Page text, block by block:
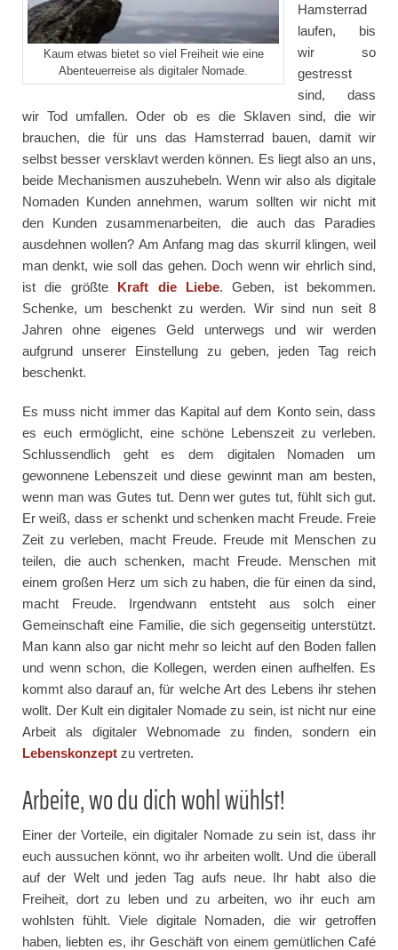
Kaum etwas bietet so viel Freiheit wie eine
Abenteuerreise als digitaler Nomade.
Hamsterrad
laufen, bis
wir so
gestresst
sind, dass
wir Tod umfallen. Oder ob es die Sklaven sind, die wir
brauchen, die für uns das Hamsterrad bauen, damit wir
selbst besser versklavt werden können. Es liegt also an uns,
beide Mechanismen auszuhebeln. Wenn wir also als digitale
Nomaden Kunden annehmen, warum sollten wir nicht mit
den Kunden zusammenarbeiten, die auch das Paradies
ausdehnen wollen? Am Anfang mag das skurril klingen, weil
man denkt, wie soll das gehen. Doch wenn wir ehrlich sind,
ist die größte Kraft die Liebe. Geben, ist bekommen.
Schenke, um beschenkt zu werden. Wir sind nun seit 8
Jahren ohne eigenes Geld unterwegs und wir werden
aufgrund unserer Einstellung zu geben, jeden Tag reich
beschenkt.
Es muss nicht immer das Kapital auf dem Konto sein, dass
es euch ermöglicht, eine schöne Lebenszeit zu verleben.
Schlussendlich geht es dem digitalen Nomaden um
gewonnene Lebenszeit und diese gewinnt man am besten,
wenn man was Gutes tut. Denn wer gutes tut, fühlt sich gut.
Er weiß, dass er schenkt und schenken macht Freude. Freie
Zeit zu verleben, macht Freude. Freude mit Menschen zu
teilen, die auch schenken, macht Freude. Menschen mit
einem großen Herz um sich zu haben, die für einen da sind,
macht Freude. Irgendwann entsteht aus solch einer
Gemeinschaft eine Familie, die sich gegenseitig unterstützt.
Man kann also gar nicht mehr so leicht auf den Boden fallen
und wenn schon, die Kollegen, werden einen aufhelfen. Es
kommt also darauf an, für welche Art des Lebens ihr stehen
wollt. Der Kult ein digitaler Nomade zu sein, ist nicht nur eine
Arbeit als digitaler Webnomade zu finden, sondern ein
Lebenskonzept zu vertreten.
Arbeite, wo du dich wohl wühlst!
Einer der Vorteile, ein digitaler Nomade zu sein ist, dass ihr
euch aussuchen könnt, wo ihr arbeiten wollt. Und die überall
auf der Welt und jeden Tag aufs neue. Ihr habt also die
Freiheit, dort zu leben und zu arbeiten, wo ihr euch am
wohlsten fühlt. Viele digitale Nomaden, die wir getroffen
haben, liebten es, ihr Geschäft von einem gemütlichen Café